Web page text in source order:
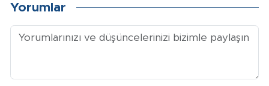
Yorumlar